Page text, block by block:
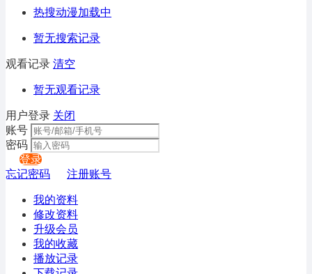
热搜动漫加载中
暂无搜索记录
观看记录 清空
暂无观看记录
用户登录 关闭
账号
密码
登录
忘记密码
注册账号
我的资料
修改资料
升级会员
我的收藏
播放记录